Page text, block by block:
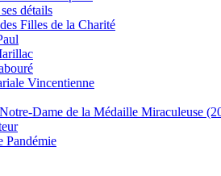
détails
Filles de la Charité
Vincentienne
Dame de la Médaille Miraculeuse
Pandémie